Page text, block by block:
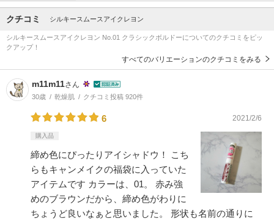
クチコミ シルキースムースアイクレヨン
シルキースムースアイクレヨン No.01 クラシックボルドーについてのクチコミをピッ
クアップ！
すべてのバリエーションのクチコミをみる
m11m11さん
30歳 乾燥肌 クチコミ投稿 920件
6 2021/2/6
購入品
締め色にぴったりアイシャドウ！ こち
らもキャンメイクの福袋に入っていた
アイテムです カラーは、01。 赤み強
めのブラウンだから、締め色がわりに
ちょうど良いなぁと思いました。 形状も名前の通りに